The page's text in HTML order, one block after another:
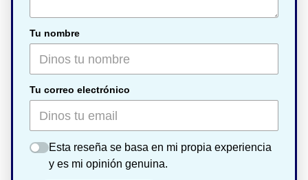
Tu nombre
Tu correo electrónico
Esta reseña se basa en mi propia experiencia
y es mi opinión genuina.